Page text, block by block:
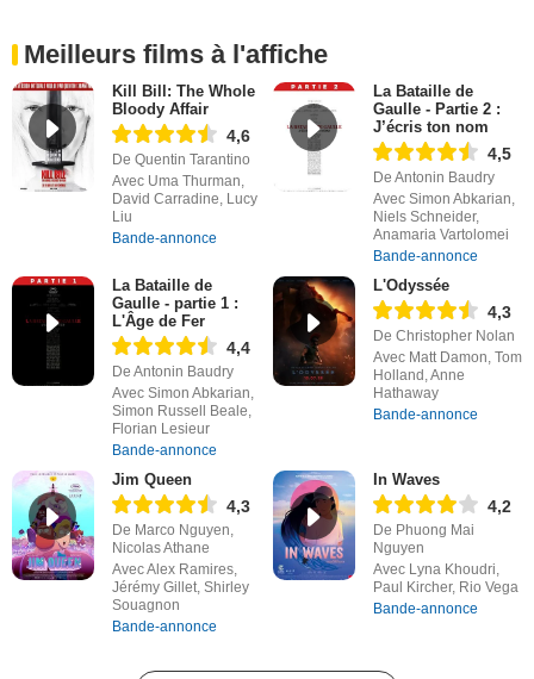
Meilleurs films à l'affiche
Kill Bill: The Whole
Bloody Affair
4,6
De Quentin Tarantino
Avec Uma Thurman,
David Carradine, Lucy
Liu
Bande-annonce
La Bataille de
Gaulle - Partie 2 :
J’écris ton nom
4,5
De Antonin Baudry
Avec Simon Abkarian,
Niels Schneider,
Anamaria Vartolomei
Bande-annonce
La Bataille de
Gaulle - partie 1 :
L'Âge de Fer
4,4
De Antonin Baudry
Avec Simon Abkarian,
Simon Russell Beale,
Florian Lesieur
Bande-annonce
L'Odyssée
4,3
De Christopher Nolan
Avec Matt Damon, Tom
Holland, Anne
Hathaway
Bande-annonce
Jim Queen
4,3
De Marco Nguyen,
Nicolas Athane
Avec Alex Ramires,
Jérémy Gillet, Shirley
Souagnon
Bande-annonce
In Waves
4,2
De Phuong Mai
Nguyen
Avec Lyna Khoudri,
Paul Kircher, Rio Vega
Bande-annonce